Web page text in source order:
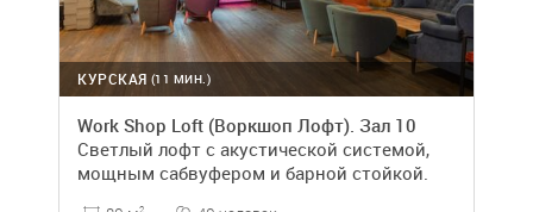
(11 МИН.)
КУРСКАЯ
Work Shop Loft (Воркшоп Лофт). Зал 10
Светлый лофт с акустической системой,
мощным сабвуфером и барной стойкой.